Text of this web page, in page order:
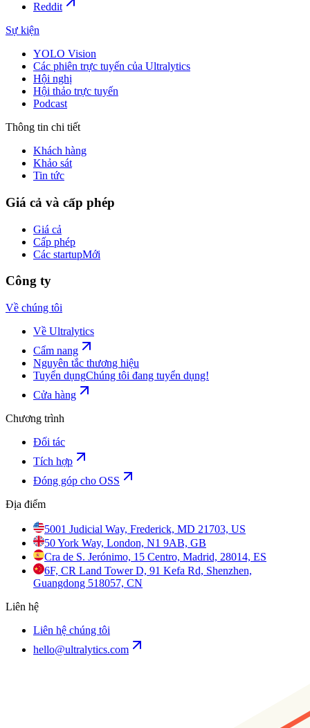
Reddit
Sự kiện
YOLO Vision
Các phiên trực tuyến của Ultralytics
Hội nghị
Hội thảo trực tuyến
Podcast
Thông tin chi tiết
Khách hàng
Khảo sát
Tin tức
Giá cả và cấp phép
Giá cả
Cấp phép
Các startupMới
Công ty
Về chúng tôi
Về Ultralytics
Cẩm nang
Nguyên tắc thương hiệu
Tuyển dụngChúng tôi đang tuyển dụng!
Cửa hàng
Chương trình
Đối tác
Tích hợp
Đóng góp cho OSS
Địa điểm
5001 Judicial Way, Frederick, MD 21703, US
50 York Way, London, N1 9AB, GB
Cra de S. Jerónimo, 15 Centro, Madrid, 28014, ES
6F, CR Land Tower D, 91 Kefa Rd, Shenzhen,
Guangdong 518057, CN
Liên hệ
Liên hệ chúng tôi
hello@ultralytics.com